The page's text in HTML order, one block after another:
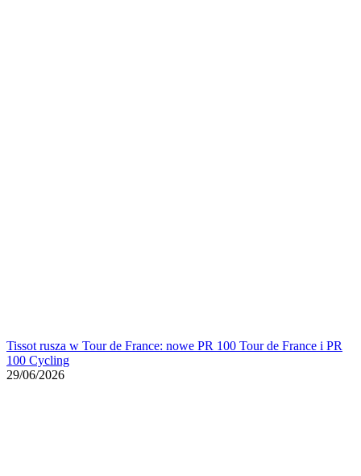
Tissot rusza w Tour de France: nowe PR 100 Tour de France i PR
100 Cycling
29/06/2026